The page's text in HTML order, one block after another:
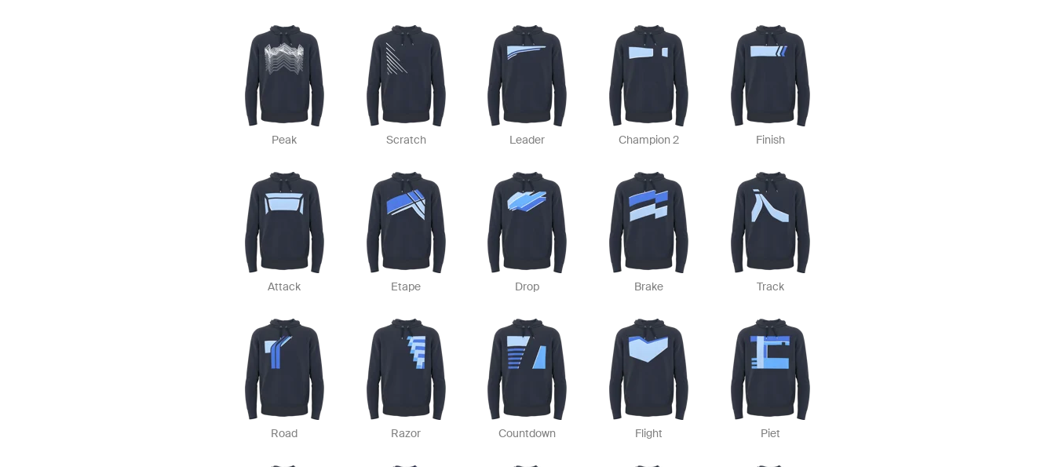
Peak Scratch Leader Champion 2 Finish
Attack Etape Drop Brake Track
Road Razor Countdown Flight Piet